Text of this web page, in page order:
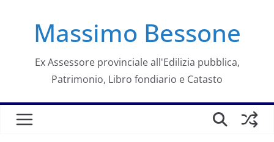
contenutoMassimo Bessone
Ex Assessore provinciale all'Edilizia pubblica,
Patrimonio, Libro fondiario e Catasto